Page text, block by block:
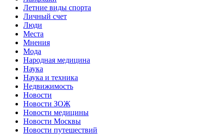
Летние виды спорта
Личный счет
Люди
Места
Мнения
Мода
Народная медицина
Наука
Наука и техника
Недвижимость
Новости
Новости ЗОЖ
Новости медицины
Новости Москвы
Новости путешествий